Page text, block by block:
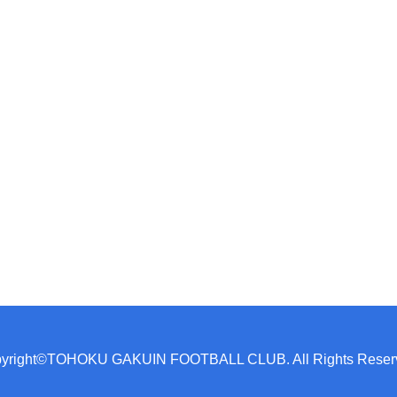
GAKUIN FOOTBALL CLUB. All Rights